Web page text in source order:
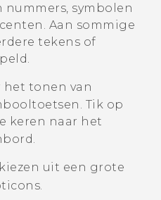
nummers, symbolen
Aan sommige
tekens of
het tonen van
Tik op
keren naar het
uit een grote